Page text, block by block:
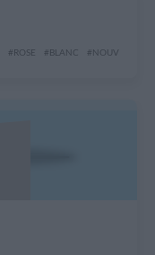
#ROSE #BLANC #NOUVEAUTÉ